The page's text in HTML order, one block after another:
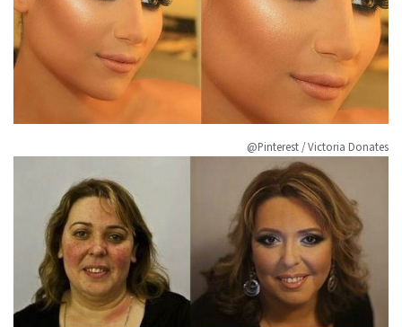
@Pinterest / Victoria Donates